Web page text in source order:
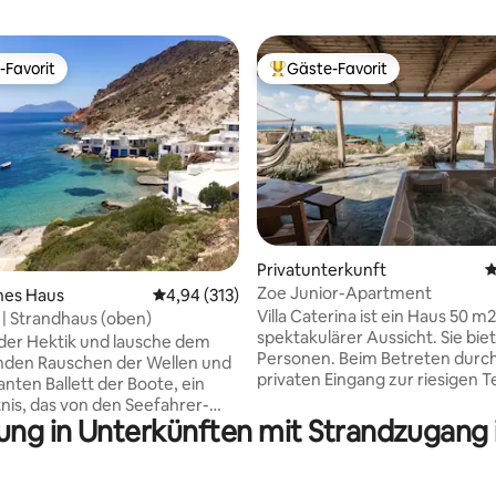
4,98 von 5, 114 Bewertungen
Favorit.
Favorit
Haus Durchschnittliche Bewertung: 4,94 von 5,
4,94 (313)
Strandhaus (oben)
Hektik und lausche dem
Rauschen der Wellen und
Ballett der Boote, ein
das von den Seefahrer-
Familie im späten 19.
geschaffen wurde. Das
Beliebter Gäste-Favorit.
Gäste-Favorit
Privatunterkunft
Zoe Junior-Apartment
Villa Caterina ist ein Haus 50
spektakulärer Aussicht. Sie
Personen. Beim Betreten
privaten Eingang zur riesigen
Mittag-/Abendessen
du Sonnenuntergänge und
in Unterkünften mit Strandzugang